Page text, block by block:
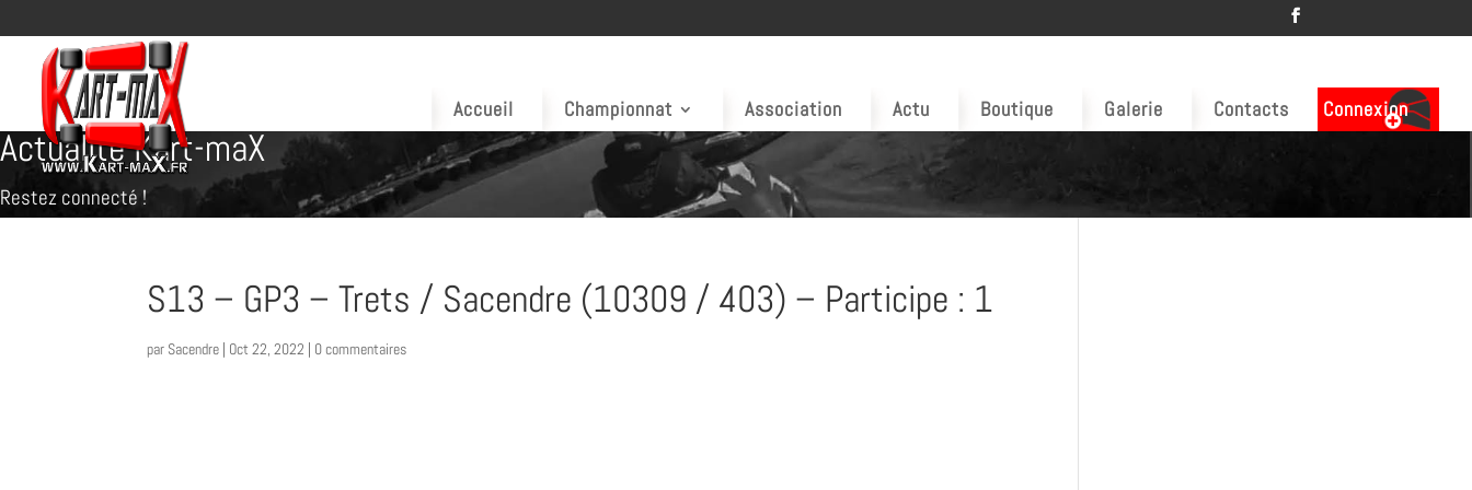
Accueil Championnat Association Actu Boutique Galerie Contacts Connexion
Actualité Kart-maX
Restez connecté !
S13 – GP3 – Trets / Sacendre (10309 / 403) – Participe : 1
par Sacendre | Oct 22, 2022 | 0 commentaires